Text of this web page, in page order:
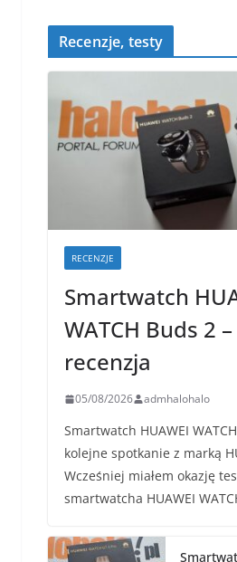
Recenzje, testy
RECENZJE
Smartwatch
WATCH Buds 2
recenzja
05/08/2026 admhalohalo
Smartwatch HUAWEI
kolejne spotkanie z marką
Wcześniej miałem okazję
smartwatcha HUAWEI